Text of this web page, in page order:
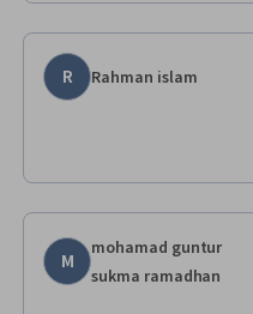
R Rahman islam
M
mohamad guntur
sukma ramadhan